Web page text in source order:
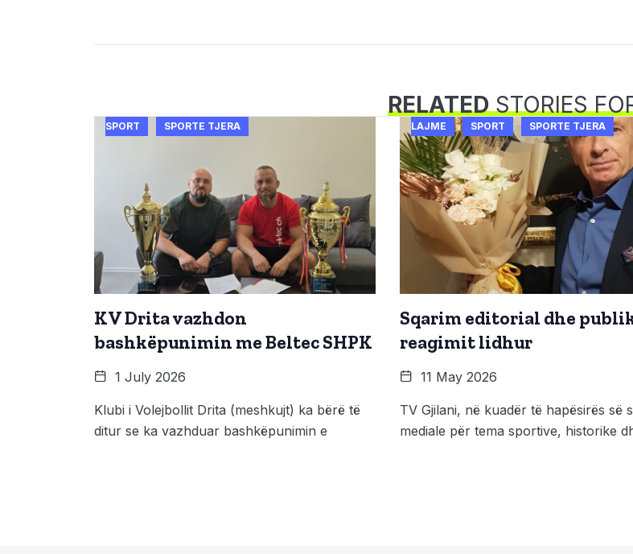
RELATEDSTORIES
SPORT SPORTE TJERA
KV Drita vazhdon
bashkëpunimin me Beltec SHPK
1 July 2026
Klubi i Volejbollit Drita (meshkujt) ka bërë të
ditur se ka vazhduar bashkëpunimin e
LAJME SPORT SPORTE TJERA
Sqarim editorial dhe
reagimit lidhur
11 May 2026
TV Gjilani, në kuadër të hapësirës së
mediale për tema sportive, historike